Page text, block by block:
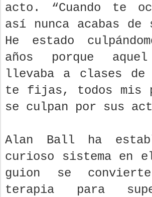
acto. “Cuando te
así nunca acabas de
He estado
años porque
llevaba a clases
te fijas, todos mis
se culpan por sus
Alan Ball ha
curioso sistema en
guion se
terapia para